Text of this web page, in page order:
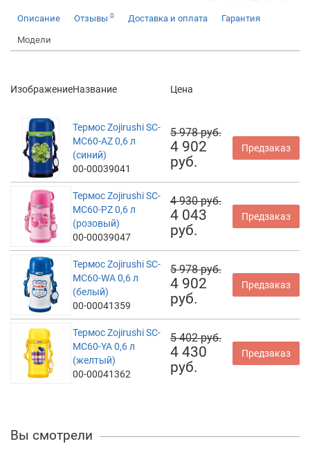
Описание Отзывы 0 Доставка и оплата Гарантия
Модели
ИзображениеНазвание Цена
Термос Zojirushi SC-
MC60-AZ 0,6 л
(синий)
00-00039041
5 978 руб.
4 902
руб.
Предзаказ
Термос Zojirushi SC-
MC60-PZ 0,6 л
(розовый)
00-00039047
4 930 руб.
4 043
руб.
Предзаказ
Термос Zojirushi SC-
MC60-WA 0,6 л
(белый)
00-00041359
5 978 руб.
4 902
руб.
Предзаказ
Термос Zojirushi SC-
MC60-YA 0,6 л
(желтый)
00-00041362
5 402 руб.
4 430
руб.
Предзаказ
Вы смотрели